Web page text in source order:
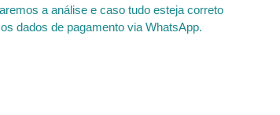
a análise e caso tudo esteja correto
dados de pagamento via WhatsApp.